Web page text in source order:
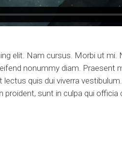
elit. Nam cursus. Morbi ut mi.
nonummy diam. Praesent
quis dui viverra
sunt in culpa qui